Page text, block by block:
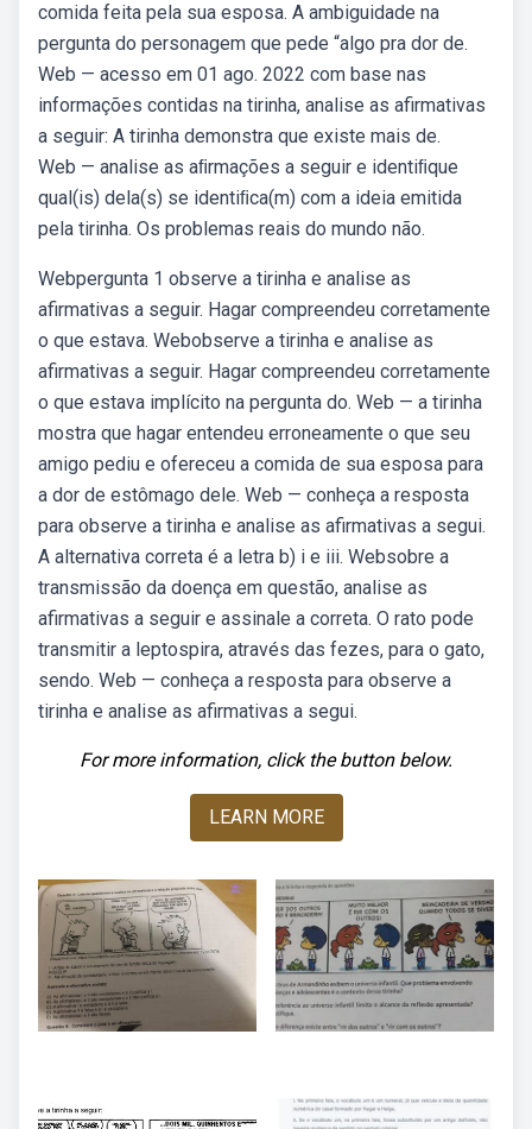
comida feita pela sua esposa. A ambiguidade na
pergunta do personagem que pede “algo pra dor de.
Web — acesso em 01 ago. 2022 com base nas
informações contidas na tirinha, analise as afirmativas
a seguir: A tirinha demonstra que existe mais de.
Web — analise as aﬁrmações a seguir e identiﬁque
qual(is) dela(s) se identiﬁca(m) com a ideia emitida
pela tirinha. Os problemas reais do mundo não.
Webpergunta 1 observe a tirinha e analise as
afirmativas a seguir. Hagar compreendeu corretamente
o que estava. Webobserve a tirinha e analise as
afirmativas a seguir. Hagar compreendeu corretamente
o que estava implícito na pergunta do. Web — a tirinha
mostra que hagar entendeu erroneamente o que seu
amigo pediu e ofereceu a comida de sua esposa para
a dor de estômago dele. Web — conheça a resposta
para observe a tirinha e analise as afirmativas a segui.
A alternativa correta é a letra b) i e iii. Websobre a
transmissão da doença em questão, analise as
afirmativas a seguir e assinale a correta. O rato pode
transmitir a leptospira, através das fezes, para o gato,
sendo. Web — conheça a resposta para observe a
tirinha e analise as afirmativas a segui.
For more information, click the button below.
LEARN MORE